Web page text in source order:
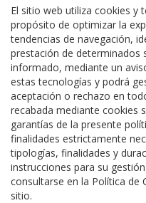
El sitio web utiliza cookies y
propósito de optimizar la
tendencias de navegación,
prestación de determinados
informado, mediante un
estas tecnologías y podrá
aceptación o rechazo en
recabada mediante cookies
garantías de la presente
finalidades estrictamente
tipologías, finalidades y
instrucciones para su
consultarse en la Política de
sitio.